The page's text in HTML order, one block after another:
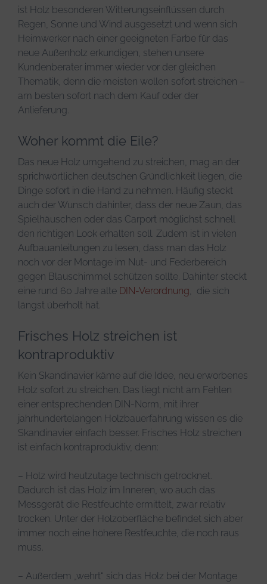
ist Holz besonderen Witterungseinflüssen durch
Regen, Sonne und Wind ausgesetzt und wenn sich
Heimwerker nach einer geeigneten Farbe für das
neue Außenholz erkundigen, stehen unsere
Kundenberater immer wieder vor der gleichen
Thematik, denn die meisten wollen sofort streichen –
am besten sofort nach dem Kauf oder der
Anlieferung.
Woher kommt die Eile?
Das neue Holz umgehend zu streichen, mag an der
sprichwörtlichen deutschen Gründlichkeit liegen, die
Dinge sofort in die Hand zu nehmen. Häufig steckt
auch der Wunsch dahinter, dass der neue Zaun, das
Spielhäuschen oder das Carport möglichst schnell
den richtigen Look erhalten soll. Zudem ist in vielen
Aufbauanleitungen zu lesen, dass man das Holz
noch vor der Montage im Nut- und Federbereich
gegen Blauschimmel schützen sollte. Dahinter steckt
eine rund 60 Jahre alte DIN-Verordnung, die sich
längst überholt hat.
Frisches Holz streichen ist
kontraproduktiv
Kein Skandinavier käme auf die Idee, neu erworbenes
Holz sofort zu streichen. Das liegt nicht am Fehlen
einer entsprechenden DIN-Norm, mit ihrer
jahrhundertelangen Holzbauerfahrung wissen es die
Skandinavier einfach besser. Frisches Holz streichen
ist einfach kontraproduktiv, denn:
– Holz wird heutzutage technisch getrocknet.
Dadurch ist das Holz im Inneren, wo auch das
Messgerät die Restfeuchte ermittelt, zwar relativ
trocken. Unter der Holzoberfläche befindet sich aber
immer noch eine höhere Restfeuchte, die noch raus
muss.
– Außerdem „wehrt“ sich das Holz bei der Montage